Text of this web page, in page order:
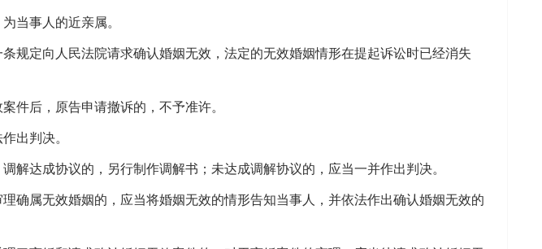
当事人的近亲属。
定向人民法院请求确认婚姻无效，法定的无效婚姻情形在提起诉讼时已经消失
后，原告申请撤诉的，不予准许。
出判决。
达成协议的，另行制作调解书；未达成调解协议的，应当一并作出判决。
属无效婚姻的，应当将婚姻无效的情形告知当事人，并依法作出确认婚姻无效的